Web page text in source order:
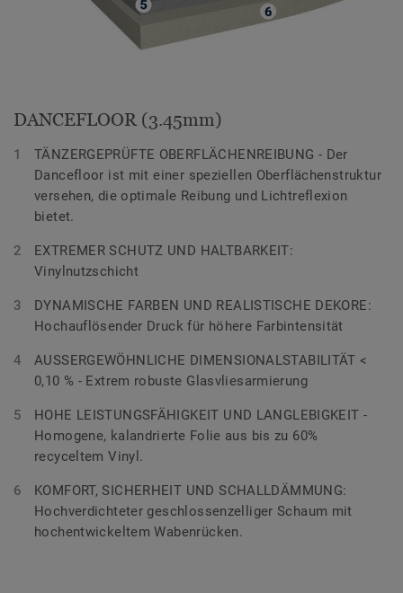
DANCEFLOOR (3.45mm)
TÄNZERGEPRÜFTE OBERFLÄCHENREIBUNG - Der
Dancefloor ist mit einer speziellen Oberflächenstruktur
versehen, die optimale Reibung und Lichtreflexion
bietet.
EXTREMER SCHUTZ UND HALTBARKEIT:
Vinylnutzschicht
DYNAMISCHE FARBEN UND REALISTISCHE DEKORE:
Hochauflösender Druck für höhere Farbintensität
AUSSERGEWÖHNLICHE DIMENSIONALSTABILITÄT <
0,10 % - Extrem robuste Glasvliesarmierung
HOHE LEISTUNGSFÄHIGKEIT UND LANGLEBIGKEIT -
Homogene, kalandrierte Folie aus bis zu 60%
recyceltem Vinyl.
KOMFORT, SICHERHEIT UND SCHALLDÄMMUNG:
Hochverdichteter geschlossenzelliger Schaum mit
hochentwickeltem Wabenrücken.